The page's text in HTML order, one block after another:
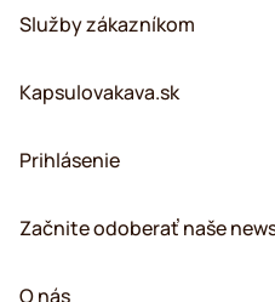
Služby zákazníkom
Kapsulovakava.sk
Prihlásenie
Začnite odoberať naše
O nás